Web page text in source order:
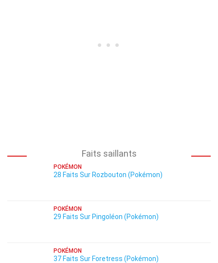
Faits saillants
POKÉMON
28 Faits Sur Rozbouton (Pokémon)
POKÉMON
29 Faits Sur Pingoléon (Pokémon)
POKÉMON
37 Faits Sur Foretress (Pokémon)